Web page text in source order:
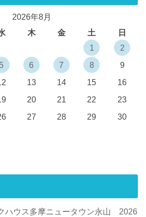
2026年8月
木 金 土
日
1
2
5 6 7 8
9
13 14 15
16
20 21 22
23
27 28 29
30
ハウス多摩ニュータウン永山 2026